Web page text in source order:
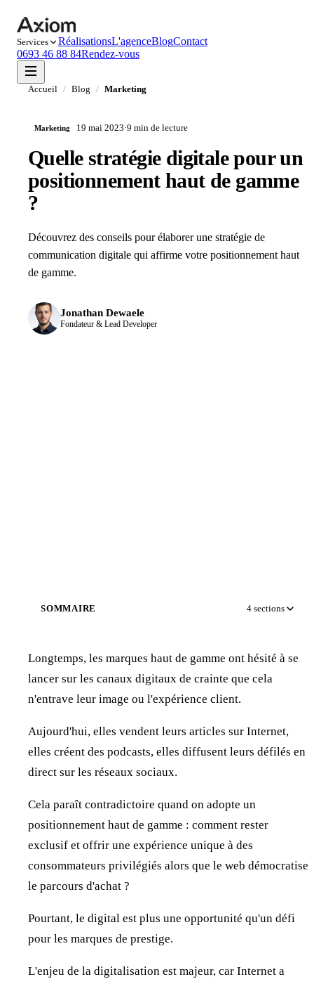
Services RéalisationsL'agenceBlogContact
0693 46 88 84Rendez-vous
Accueil / Blog / Marketing
Marketing 19 mai 2023·9 min de lecture
Quelle stratégie digitale pour un
positionnement haut de gamme
?
Découvrez des conseils pour élaborer une stratégie de
communication digitale qui affirme votre positionnement haut
de gamme.
Jonathan Dewaele
Fondateur & Lead Developer
SOMMAIRE 4 sections
Longtemps, les marques haut de gamme ont hésité à se
lancer sur les canaux digitaux de crainte que cela
n'entrave leur image ou l'expérience client.
Aujourd'hui, elles vendent leurs articles sur Internet,
elles créent des podcasts, elles diffusent leurs défilés en
direct sur les réseaux sociaux.
Cela paraît contradictoire quand on adopte un
positionnement haut de gamme : comment rester
exclusif et offrir une expérience unique à des
consommateurs privilégiés alors que le web démocratise
le parcours d'achat ?
Pourtant, le digital est plus une opportunité qu'un défi
pour les marques de prestige.
L'enjeu de la digitalisation est majeur, car Internet a